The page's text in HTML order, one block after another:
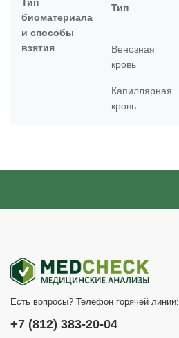
биоматериала
и способы
взятия
Тип
Венозная
кровь
Капиллярная
кровь
Есть вопросы? Телефон горячей линии:
+7 (812) 383-20-04